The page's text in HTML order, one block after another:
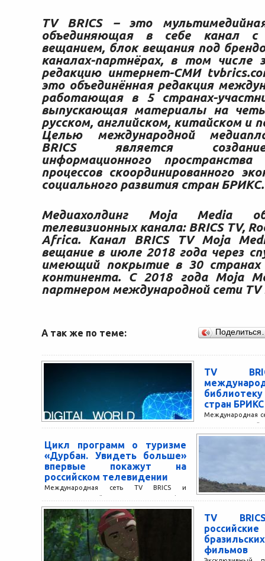
TV BRICS – это
объединяющая в себе канал с
вещанием, блок вещания под
каналах-партнёрах, в том числе
редакцию интернет-СМИ
это объединённая редакция
работающая в 5 странах-
выпускающая материалы на
русском, английском, китайском и
Целью международной
BRICS является
информационного
процессов скоординированного
социального развития стран
Медиахолдинг Moja Media
телевизионных канала: BRICS TV,
Africa. Канал BRICS TV Moja
вещание в июле 2018 года через
имеющий покрытие в 30 странах
континента. С 2018 года Moja
партнером международной сети TV
А так же по теме:
TV
стран БРИКС
Международная
запуске
видеоконтента
Цикл программ о туризме
«Дурбан. Увидеть больше»
впервые покажут на
российском телевидении
Международная сеть TV BRICS и
развлекательный интернет-канал Durban
TV (ЮАР) запускают первый партнерский
медиапроект о путешествиях по
провинции Квазулу-Натал. Цикл...
TV
фильмов